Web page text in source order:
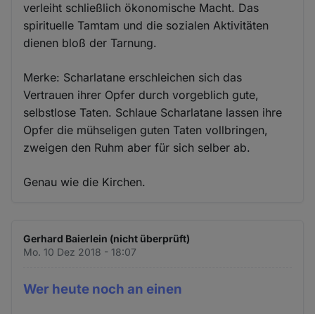
verleiht schließlich ökonomische Macht. Das
spirituelle Tamtam und die sozialen Aktivitäten
dienen bloß der Tarnung.
Merke: Scharlatane erschleichen sich das
Vertrauen ihrer Opfer durch vorgeblich gute,
selbstlose Taten. Schlaue Scharlatane lassen ihre
Opfer die mühseligen guten Taten vollbringen,
zweigen den Ruhm aber für sich selber ab.
Genau wie die Kirchen.
Gerhard Baierlein (nicht überprüft)
Mo. 10 Dez 2018 - 18:07
Wer heute noch an einen